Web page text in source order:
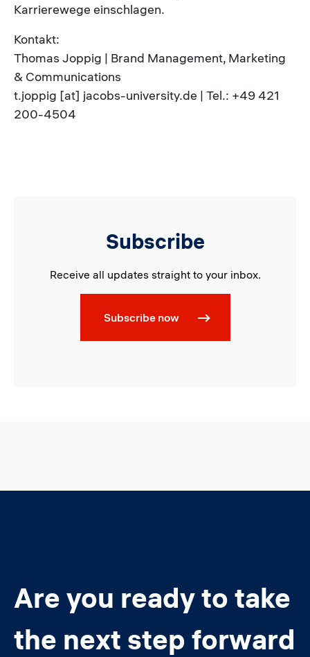
Karrierewege einschlagen.
Kontakt:
Thomas Joppig | Brand Management, Marketing
& Communications
t.joppig [at] jacobs-university.de | Tel.: +49 421
200-4504
Subscribe
Receive all updates straight to your inbox.
Subscribe now
Are you ready to take
the next step forward